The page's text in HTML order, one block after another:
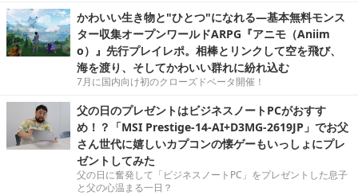
かわいい生き物と"ひとつ"になれる―基本無料モンス
ター収集オープンワールドARPG『アニモ（Aniim
o）』先行プレイレポ。相棒とリンクして空を飛び、
海を渡り、そしてかわいい群れに紛れ込む
7月に国内向け初のクローズドベータ開催！
父の日のプレゼントはビジネスノートPCがおすす
め！？「MSI Prestige-14-AI+D3MG-2619JP」でお父
さん世代に嬉しいカプコンの懐ゲーもいっしょにプレ
ゼントしてみた
父の日に奮発して「ビジネスノートPC」をプレゼントした息子
と父の心温まる一日？